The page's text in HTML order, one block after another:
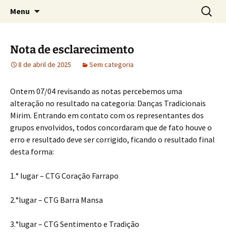
Festival Gaúcho do Litoral de
Santa Catarina
Tudo sobre o FEGASC
Menu
por:
Nota de esclarecimento
8 de abril de 2025 Sem categoria
Ontem 07/04 revisando as notas percebemos uma
alteração no resultado na categoria: Danças Tradicionais
Mirim. Entrando em contato com os representantes dos
grupos envolvidos, todos concordaram que de fato houve o
erro e resultado deve ser corrigido, ficando o resultado final
desta forma:
1.° lugar – CTG Coração Farrapo
2.°lugar – CTG Barra Mansa
3.°lugar – CTG Sentimento e Tradição